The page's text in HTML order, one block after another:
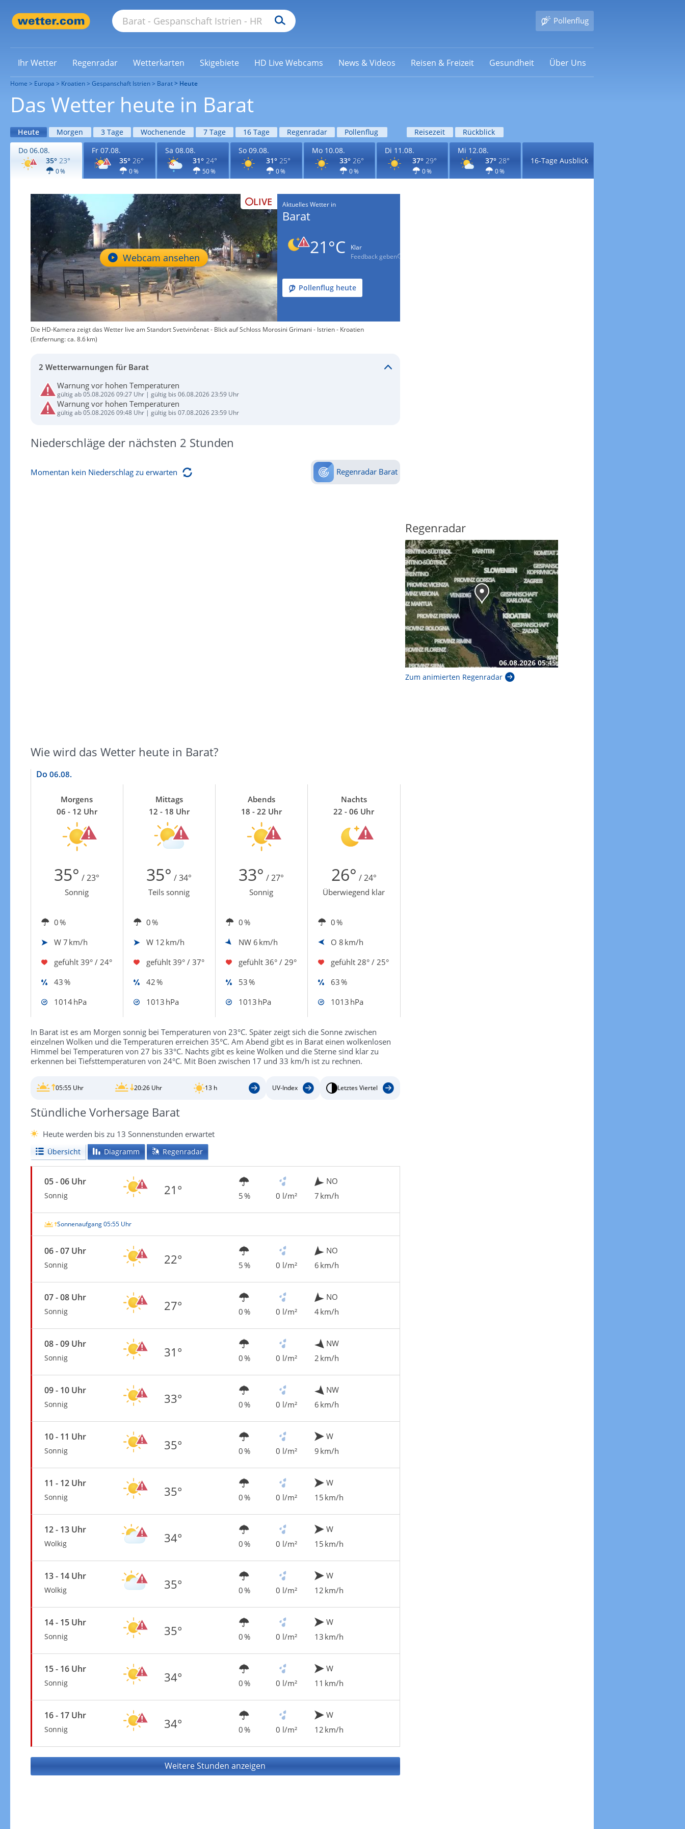
Pollenflug
Ihr Wetter Regenradar Wetterkarten Skigebiete HD Live Webcams News & Videos Reisen & Freizeit Gesundheit Über Uns
Home Europa Kroatien Gespanschaft Istrien Barat Heute
Das Wetter heute in Barat
Heute Morgen 3 Tage Wochenende 7 Tage 16 Tage Regenradar Pollenflug Reisezeit
Rückblick
Do 06.08.
35° 23°
0 %
Fr 07.08.
35° 26°
0 %
Sa 08.08.
31° 24°
50 %
So 09.08.
31° 25°
0 %
Mo 10.08.
33° 26°
0 %
Di 11.08.
37° 29°
0 %
Mi 12.08.
37° 28°
0 %
16-Tage Ausblick
LIVE
Webcam ansehen
Aktuelles Wetter in
Barat
21°C
Klar
Feedback geben
Pollenflug heute
Die HD-Kamera zeigt das Wetter live am Standort Svetvinčenat - Blick auf Schloss Morosini Grimani - Istrien - Kroatien
(Entfernung: ca. 8.6 km)
2 Wetterwarnungen für Barat
Warnung vor hohen Temperaturen
gültig ab 05.08.2026 09:27 Uhr | gültig bis 06.08.2026 23:59 Uhr
Warnung vor hohen Temperaturen
gültig ab 05.08.2026 09:48 Uhr | gültig bis 07.08.2026 23:59 Uhr
Niederschläge der nächsten 2 Stunden
Momentan kein Niederschlag zu erwarten Regenradar Barat
Wie wird das Wetter heute in Barat?
Do 06.08.
Morgens
06 - 12 Uhr
Mittags
12 - 18 Uhr
Abends
18 - 22 Uhr
Nachts
22 - 06 Uhr
35° / 23° 35° / 34° 33° / 27° 26° / 24°
Sonnig Teils sonnig Sonnig Überwiegend klar
0 % 0 % 0 %
0 %
W 7 km/h W 12 km/h NW 6 km/h O 8 km/h
gefühlt 39° / 24° gefühlt 39° / 37° gefühlt 36° / 29° gefühlt 28° / 25°
43 %
42 % 53 %
63 %
1014 hPa
1013 hPa 1013 hPa 1013 hPa
In Barat ist es am Morgen sonnig bei Temperaturen von 23°C. Später zeigt sich die Sonne zwischen
einzelnen Wolken und die Temperaturen erreichen 35°C. Am Abend gibt es in Barat einen wolkenlosen
Himmel bei Temperaturen von 27 bis 33°C. Nachts gibt es keine Wolken und die Sterne sind klar zu
erkennen bei Tiefsttemperaturen von 24°C. Mit Böen zwischen 17 und 33 km/h ist zu rechnen.
05:55 Uhr 20:26 Uhr 13 h UV-Index Letztes Viertel
Stündliche Vorhersage Barat
Heute werden bis zu 13 Sonnenstunden erwartet
Übersicht Diagramm Regenradar
05 - 06 Uhr
Sonnig 21° 5 % 0 l/m²
NO
7 km/h
Sonnenaufgang 05:55 Uhr
06 - 07 Uhr
Sonnig 22° 5 % 0 l/m²
NO
6 km/h
07 - 08 Uhr
Sonnig 27° 0 % 0 l/m²
NO
4 km/h
08 - 09 Uhr
Sonnig 31° 0 % 0 l/m²
NW
2 km/h
09 - 10 Uhr
Sonnig 33° 0 % 0 l/m²
NW
6 km/h
10 - 11 Uhr
Sonnig 35° 0 % 0 l/m²
W
9 km/h
11 - 12 Uhr
Sonnig 35° 0 % 0 l/m²
W
15 km/h
12 - 13 Uhr
Wolkig 34° 0 % 0 l/m²
W
15 km/h
13 - 14 Uhr
Wolkig 35° 0 % 0 l/m²
W
12 km/h
14 - 15 Uhr
Sonnig 35° 0 % 0 l/m²
W
13 km/h
15 - 16 Uhr
Sonnig 34° 0 % 0 l/m²
W
11 km/h
16 - 17 Uhr
Sonnig 34° 0 % 0 l/m²
W
12 km/h
Weitere Stunden anzeigen
Regenradar
Zum animierten Regenradar